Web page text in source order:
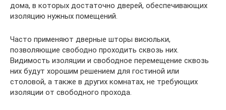
дома, в которых достаточно дверей, обеспечивающих
изоляцию нужных помещений.
Часто применяют дверные шторы висюльки,
позволяющие свободно проходить сквозь них.
Видимость изоляции и свободное перемещение сквозь
них будут хорошим решением для гостиной или
столовой, а также в других комнатах, не требующих
изоляции от свободного прохода.